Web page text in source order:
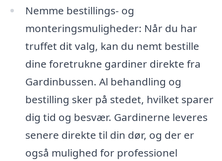
Nemme bestillings- og
monteringsmuligheder: Når du har
truffet dit valg, kan du nemt bestille
dine foretrukne gardiner direkte fra
Gardinbussen. Al behandling og
bestilling sker på stedet, hvilket sparer
dig tid og besvær. Gardinerne leveres
senere direkte til din dør, og der er
også mulighed for professionel